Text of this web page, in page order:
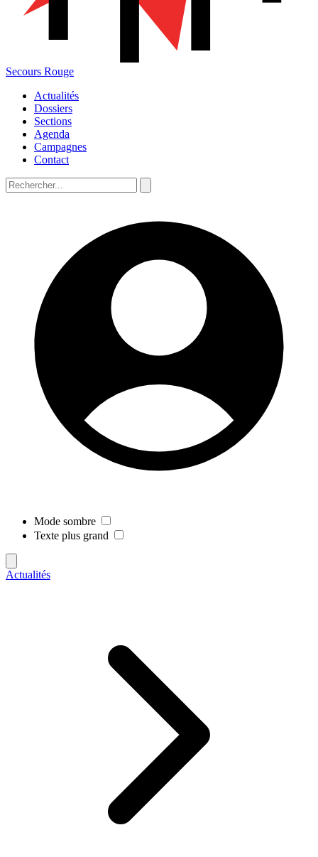
Secours Rouge
Actualités
Dossiers
Sections
Agenda
Campagnes
Contact
Mode sombre
Texte plus grand
Actualités